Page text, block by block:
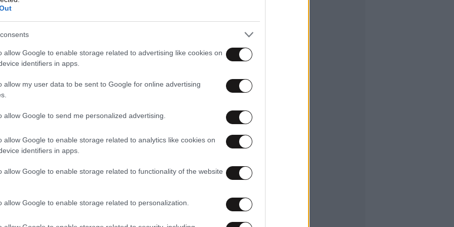
allow Google to enable storage related to advertising like cookies on
identifiers in apps.
allow my user data to be sent to Google for online advertising
allow Google to send me personalized advertising.
allow Google to enable storage related to analytics like cookies on
identifiers in apps.
allow Google to enable storage related to functionality of the website
allow Google to enable storage related to personalization.
(DCI) ανέφερε πως, σύμφωνα με τα
από το γραφείο του Μουάνγκι προήλθαν
«πρόσληψη κακοποιών». Σύμφωνα με το
κοινοποίησε ακτιβιστής σε πλατφόρμες
κακοποιοί τρομοκράτησαν πολίτες,
ταραχές την 25η Ιουνίου 2025.